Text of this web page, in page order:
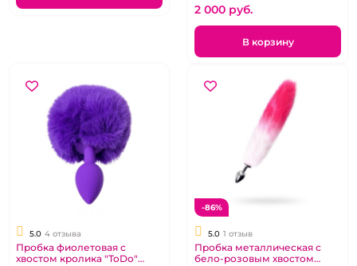
2 000 pуб.
В корзину
5.0 4 отзыва
Пробка фиолетовая с
хвостом кролика "ToDo"
-86%
5.0 1 отзыв
Пробка металлическая с
бело-розовым хвостом